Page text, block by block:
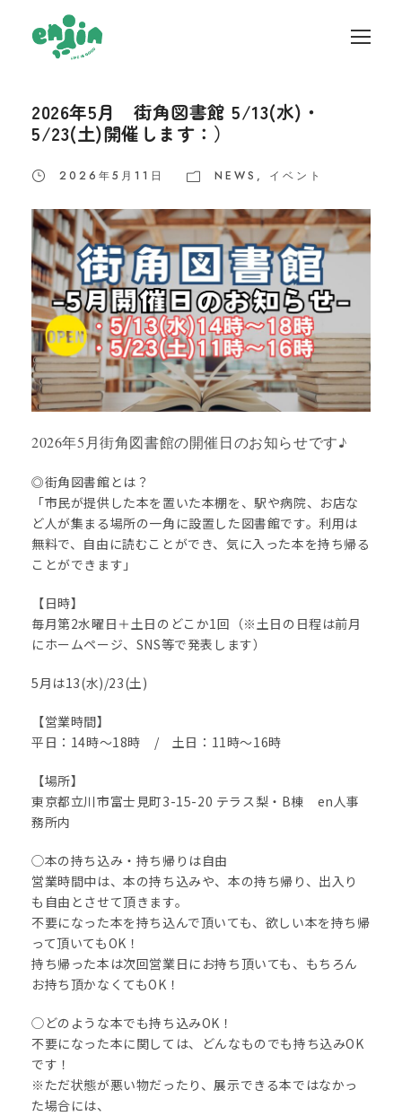
2026年5月 街角図書館 5/13(水)・
5/23(土)開催します：）
2026年5月11日 NEWS , イベント
2026年5月街角図書館の開催日のお知らせです♪
◎街角図書館とは？
「市民が提供した本を置いた本棚を、駅や病院、お店な
ど人が集まる場所の一角に設置した図書館です。利用は
無料で、自由に読むことができ、気に入った本を持ち帰る
ことができます」
【日時】
毎月第2水曜日＋土日のどこか1回（※土日の日程は前月
にホームページ、SNS等で発表します）
5月は13(水)/23(土)
【営業時間】
平日：14時〜18時 / 土日：11時〜16時
【場所】
東京都立川市富士見町3-15-20 テラス梨・B棟 en人事
務所内
◯本の持ち込み・持ち帰りは自由
営業時間中は、本の持ち込みや、本の持ち帰り、出入り
も自由とさせて頂きます。
不要になった本を持ち込んで頂いても、欲しい本を持ち帰
って頂いてもOK！
持ち帰った本は次回営業日にお持ち頂いても、もちろん
お持ち頂かなくてもOK！
◯どのような本でも持ち込みOK！
不要になった本に関しては、どんなものでも持ち込みOK
です！
※ただ状態が悪い物だったり、展示できる本ではなかっ
た場合には、